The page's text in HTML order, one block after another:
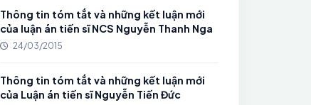
Thông tin tóm tắt và những kết luận mới
của luận án tiến sĩ NCS Nguyễn Thanh Nga
24/03/2015
Thông tin tóm tắt và những kết luận mới
của Luận án tiến sĩ Nguyễn Tiến Đức